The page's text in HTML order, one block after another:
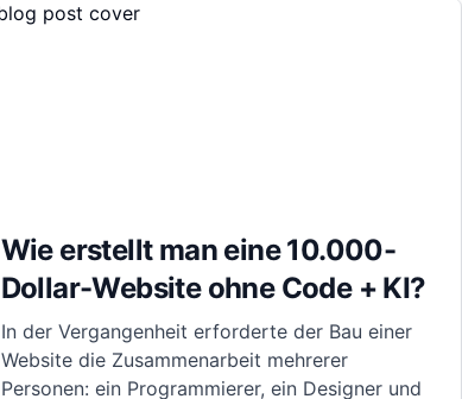
Wie erstellt man eine 10.000-
Dollar-Website ohne Code + KI?
In der Vergangenheit erforderte der Bau einer
Website die Zusammenarbeit mehrerer
Personen: ein Programmierer, ein Designer und